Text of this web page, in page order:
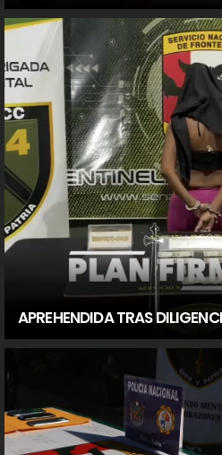
APREHENDIDA TRAS